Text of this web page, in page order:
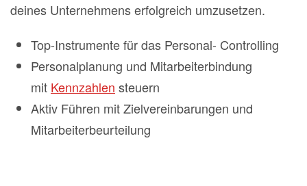
deines Unternehmens erfolgreich umzusetzen.
Top-Instrumente für das Personal- Controlling
Personalplanung und Mitarbeiterbindung
mit Kennzahlen steuern
Aktiv Führen mit Zielvereinbarungen und
Mitarbeiterbeurteilung